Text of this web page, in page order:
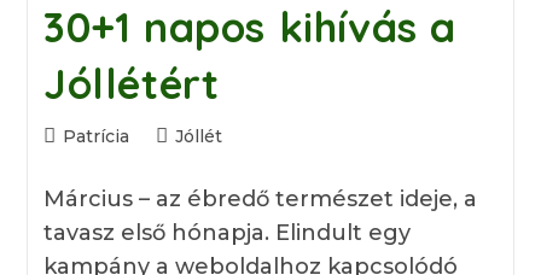
30+1 napos kihívás a
Jóllétért
PostPatrícia
PostJóllét
Március – az ébredő természet ideje, a
tavasz első hónapja. Elindult egy
kampány a weboldalhoz kapcsolódó